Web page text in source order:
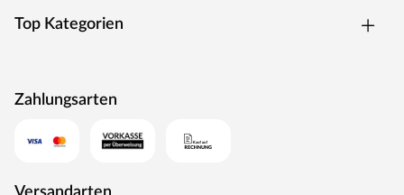
Top Kategorien
Zahlungsarten